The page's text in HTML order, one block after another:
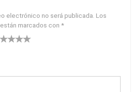
electrónico no será publicada. Los
marcados con *